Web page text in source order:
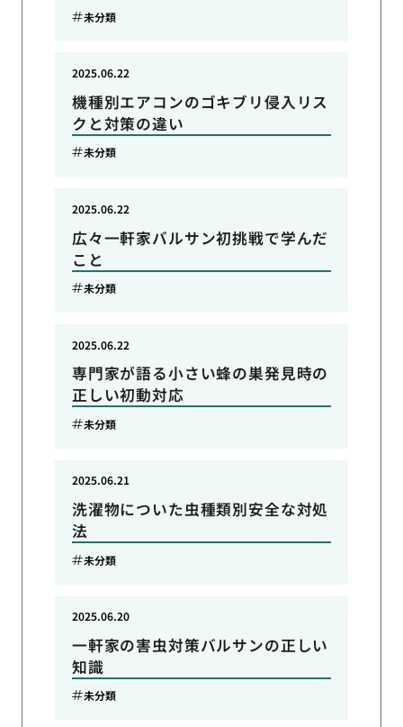
未分類
機種別エアコンのゴキブリ侵入リス
クと対策の違い
2025.06.22
未分類
広々一軒家バルサン初挑戦で学んだ
こと
2025.06.22
未分類
専門家が語る小さい蜂の巣発見時の
正しい初動対応
2025.06.22
未分類
洗濯物についた虫種類別安全な対処
法
2025.06.21
未分類
一軒家の害虫対策バルサンの正しい
知識
2025.06.20
未分類